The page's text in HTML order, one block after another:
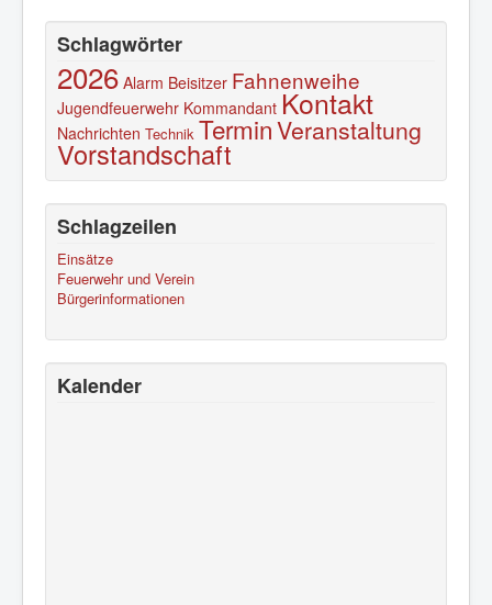
Schlagwörter
2026 Alarm Beisitzer Fahnenweihe
Jugendfeuerwehr Kommandant Kontakt
Nachrichten Technik TerminVeranstaltung
Vorstandschaft
Schlagzeilen
Einsätze
Feuerwehr und Verein
Bürgerinformationen
Kalender